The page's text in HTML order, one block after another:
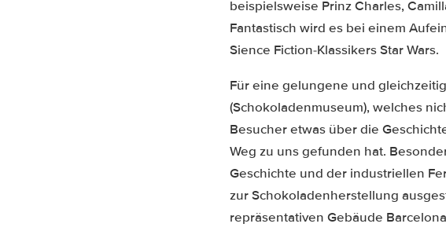
beispielsweise Prinz Charles,
Fantastisch wird es bei einem
Sience Fiction-Klassikers Star Wars.
Für eine gelungene und
(Schokoladenmuseum), welches
Besucher etwas über die
Weg zu uns gefunden hat.
Geschichte und der industriellen
zur Schokoladenherstellung
repräsentativen Gebäude